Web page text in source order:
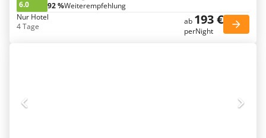
6.0 92 %Weiterempfehlung
Nur Hotel
4 Tage
ab 193 €
perNight